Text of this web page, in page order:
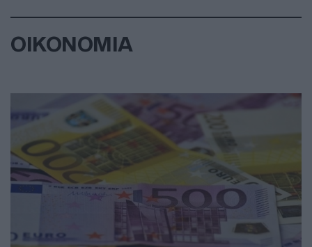
ΟΙΚΟΝΟΜΙΑ